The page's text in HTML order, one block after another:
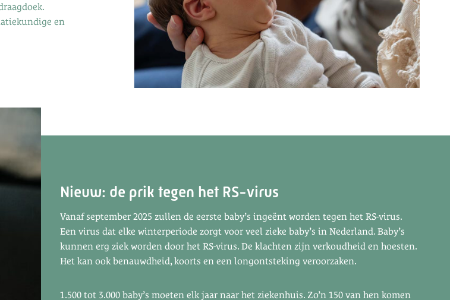
en
Nieuw: de prik tegen het RS-virus
Vanaf september 2025 zullen de eerste baby’s ingeënt worden tegen het RS-virus.
Een virus dat elke winterperiode zorgt voor veel zieke baby’s in Nederland. Baby’s
kunnen erg ziek worden door het RS-virus. De klachten zijn verkoudheid en hoesten.
Het kan ook benauwdheid, koorts en een longontsteking veroorzaken.
1.500 tot 3.000 baby’s moeten elk jaar naar het ziekenhuis. Zo’n 150 van hen komen